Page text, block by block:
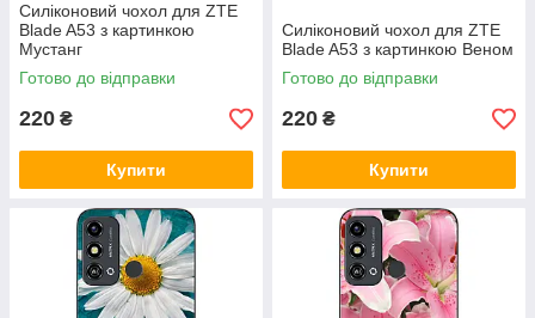
Силіконовий чохол для ZTE
Blade A53 з картинкою
Мустанг
Готово до відправки
220 ₴
Купити
Силіконовий чохол для ZTE
Blade A53 з картинкою Веном
Готово до відправки
220 ₴
Купити